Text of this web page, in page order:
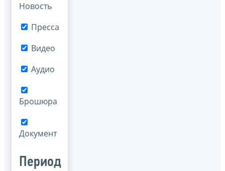
Новость
Пресса
Видео
Аудио
Брошюра
Документ
Период